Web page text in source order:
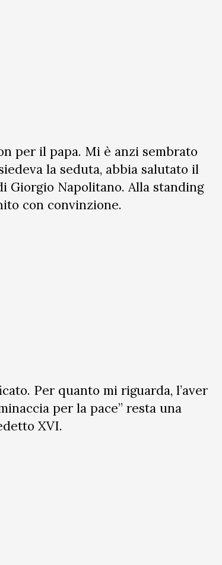
per il papa. Mi è anzi sembrato
la seduta, abbia salutato il
Giorgio Napolitano. Alla standing
con convinzione.
Per quanto mi riguarda, l’aver
per la pace” resta una
XVI.